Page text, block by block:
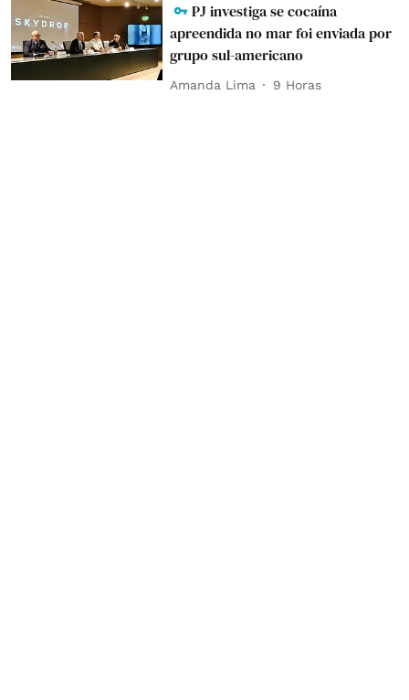
PJ investiga se cocaína
apreendida no mar foi enviada por
grupo sul-americano
Amanda Lima 9 Horas